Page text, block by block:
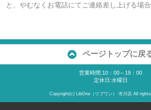
と、やむなくお電話にてご連絡差し上げる場合
ページトップに戻
営業時間:10：00～19：00
定休日:水曜日
Copyright(c) LibOne（リブワン） 市川店 All rights